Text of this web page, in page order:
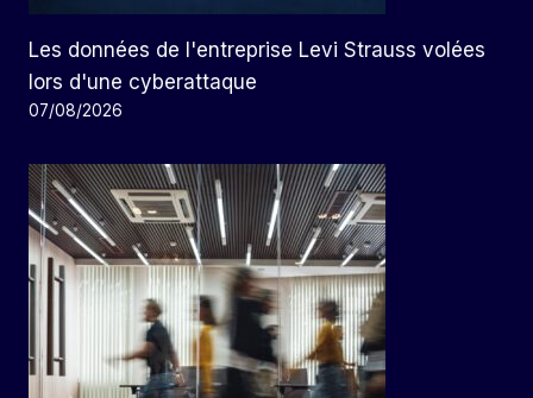
Les données de l'entreprise Levi Strauss volées
lors d'une cyberattaque
07/08/2026